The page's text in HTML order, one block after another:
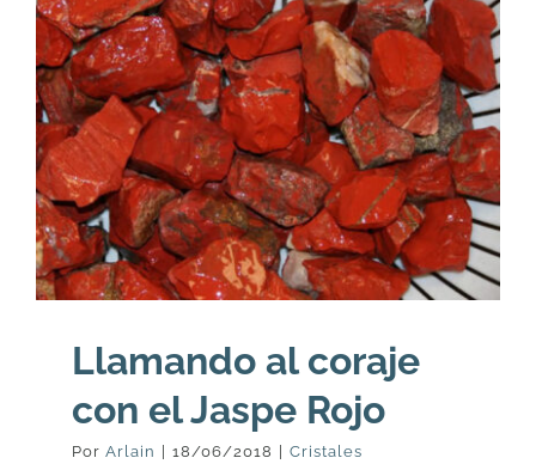
ARTÍCULOS
ACERCA
CONTACTO
Carrito
Llamando al coraje
con el Jaspe Rojo
Por Arlain | 18/06/2018 | Cristales